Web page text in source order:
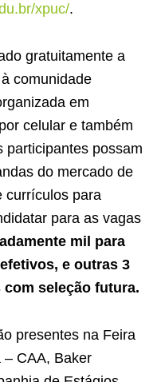
xpuc/.
gratuitamente a
comunidade
em
celular e também
participantes possam
do mercado de
currículos para
para as vagas
mil para
e outras 3
seleção futura.
presentes na Feira
– CAA, Baker